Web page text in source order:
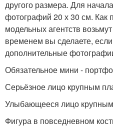
другого размера. Для
фотографий 20 х 30 см. Как
модельных агентств
временем вы сделаете,
дополнительные
Обязательное мини -
Серьёзное лицо крупным
Улыбающееся лицо
Фигура в повседневном